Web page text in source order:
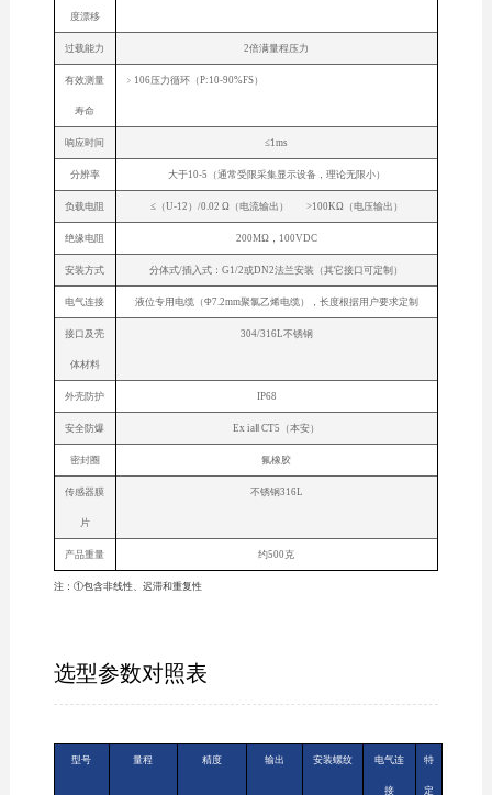
度漂移
过载能力 2倍满量程压力
有效测量
寿命
﹥106压力循环（P:10-90%FS）
响应时间 ≤1ms
分辨率 大于10-5（通常受限采集显示设备，理论无限小）
负载电阻 ≤（U-12）/0.02 Ω（电流输出） >100KΩ（电压输出）
绝缘电阻 200MΩ，100VDC
安装方式 分体式/插入式：G1/2或DN2法兰安装（其它接口可定制）
电气连接 液位专用电缆（Φ7.2mm聚氯乙烯电缆），长度根据用户要求定制
接口及壳
体材料
304/316L不锈钢
外壳防护 IP68
安全防爆 Ex iaⅡ CT5（本安）
密封圈 氟橡胶
传感器膜
片
不锈钢316L
产品重量 约500克
注：①包含非线性、迟滞和重复性
选型参数对照表
型号 量程 精度 输出 安装螺纹 电气连
接
特
定